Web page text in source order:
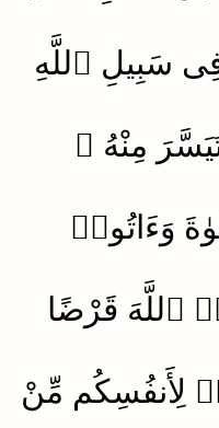
سَبِيلِ ٱللَّهِ
مِنْهُ
وَءَاتُوا۟
ٱللَّهَ قَرْضًا
لِأَنفُسِكُم مِّنْ